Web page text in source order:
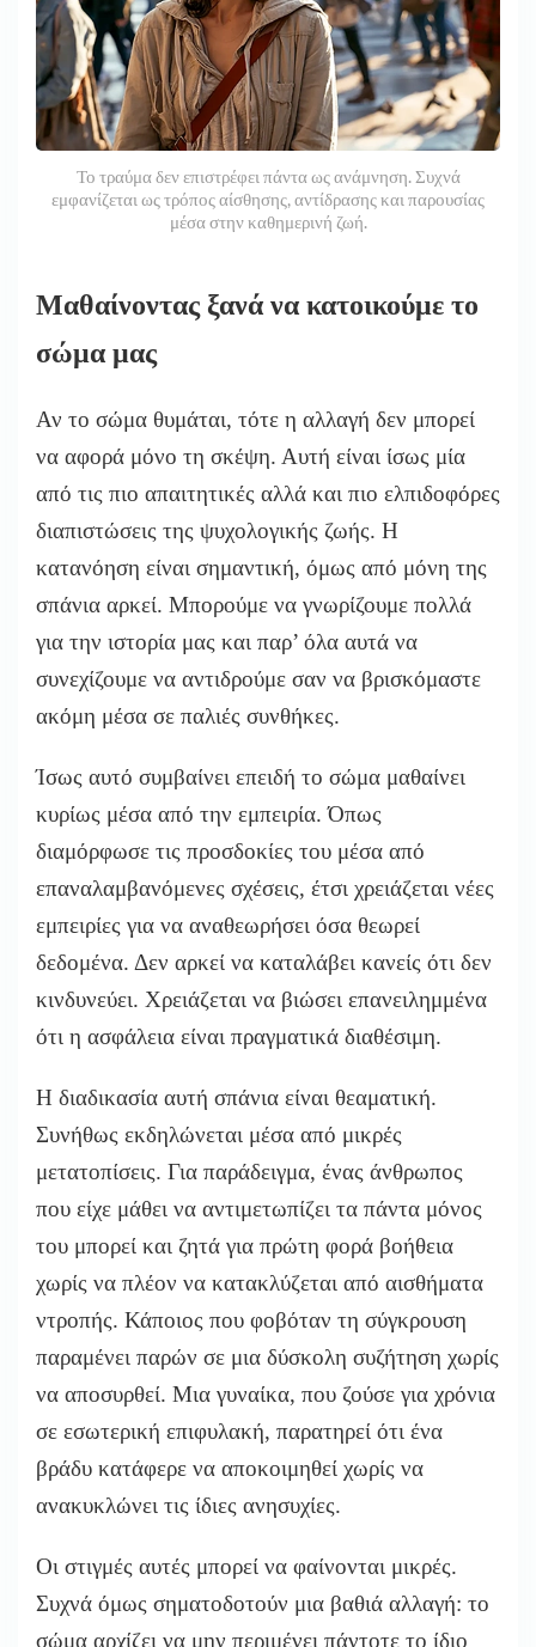
Το τραύμα δεν επιστρέφει πάντα ως ανάμνηση. Συχνά
εμφανίζεται ως τρόπος αίσθησης, αντίδρασης και παρουσίας
μέσα στην καθημερινή ζωή.
Μαθαίνοντας ξανά να κατοικούμε το
σώμα μας
Αν το σώμα θυμάται, τότε η αλλαγή δεν μπορεί
να αφορά μόνο τη σκέψη. Αυτή είναι ίσως μία
από τις πιο απαιτητικές αλλά και πιο ελπιδοφόρες
διαπιστώσεις της ψυχολογικής ζωής. Η
κατανόηση είναι σημαντική, όμως από μόνη της
σπάνια αρκεί. Μπορούμε να γνωρίζουμε πολλά
για την ιστορία μας και παρ’ όλα αυτά να
συνεχίζουμε να αντιδρούμε σαν να βρισκόμαστε
ακόμη μέσα σε παλιές συνθήκες.
Ίσως αυτό συμβαίνει επειδή το σώμα μαθαίνει
κυρίως μέσα από την εμπειρία. Όπως
διαμόρφωσε τις προσδοκίες του μέσα από
επαναλαμβανόμενες σχέσεις, έτσι χρειάζεται νέες
εμπειρίες για να αναθεωρήσει όσα θεωρεί
δεδομένα. Δεν αρκεί να καταλάβει κανείς ότι δεν
κινδυνεύει. Χρειάζεται να βιώσει επανειλημμένα
ότι η ασφάλεια είναι πραγματικά διαθέσιμη.
Η διαδικασία αυτή σπάνια είναι θεαματική.
Συνήθως εκδηλώνεται μέσα από μικρές
μετατοπίσεις. Για παράδειγμα, ένας άνθρωπος
που είχε μάθει να αντιμετωπίζει τα πάντα μόνος
του μπορεί και ζητά για πρώτη φορά βοήθεια
χωρίς να πλέον να κατακλύζεται από αισθήματα
ντροπής. Κάποιος που φοβόταν τη σύγκρουση
παραμένει παρών σε μια δύσκολη συζήτηση χωρίς
να αποσυρθεί. Μια γυναίκα, που ζούσε για χρόνια
σε εσωτερική επιφυλακή, παρατηρεί ότι ένα
βράδυ κατάφερε να αποκοιμηθεί χωρίς να
ανακυκλώνει τις ίδιες ανησυχίες.
Οι στιγμές αυτές μπορεί να φαίνονται μικρές.
Συχνά όμως σηματοδοτούν μια βαθιά αλλαγή: το
σώμα αρχίζει να μην περιμένει πάντοτε το ίδιο